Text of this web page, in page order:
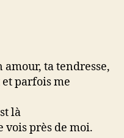
amour, ta tendresse,
et parfois me
là
vois près de moi.